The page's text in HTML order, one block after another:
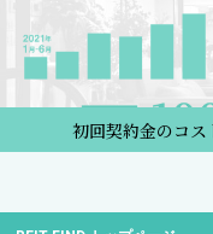
初回契約金のコ